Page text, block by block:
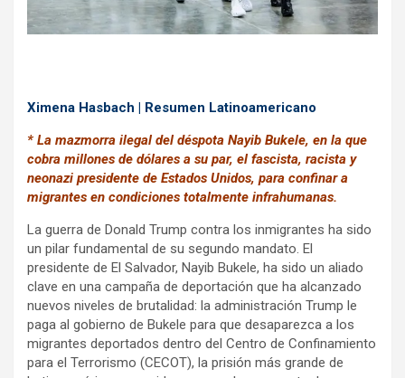
Ximena Hasbach | Resumen Latinoamericano
* La mazmorra ilegal del déspota Nayib Bukele, en la que
cobra millones de dólares a su par, el fascista, racista y
neonazi presidente de Estados Unidos, para confinar a
migrantes en condiciones totalmente infrahumanas.
La guerra de Donald Trump contra los inmigrantes ha sido
un pilar fundamental de su segundo mandato. El
presidente de El Salvador, Nayib Bukele, ha sido un aliado
clave en una campaña de deportación que ha alcanzado
nuevos niveles de brutalidad: la administración Trump le
paga al gobierno de Bukele para que desaparezca a los
migrantes deportados dentro del Centro de Confinamiento
para el Terrorismo (CECOT), la prisión más grande de